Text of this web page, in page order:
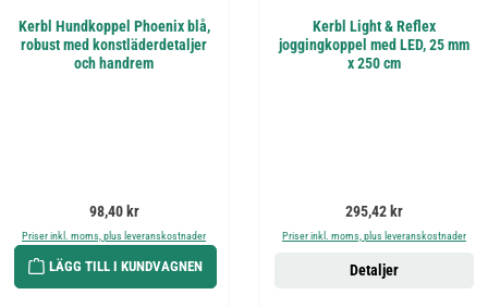
Kerbl Hundkoppel Phoenix blå,
robust med konstläderdetaljer
och handrem
Ordinarie pris:
98,40 kr
Priser inkl. moms, plus leveranskostnader
LÄGG TILL I KUNDVAGNEN
Kerbl Light & Reflex
joggingkoppel med LED, 25 mm
x 250 cm
Ordinarie pris:
295,42 kr
Priser inkl. moms, plus leveranskostnader
Detaljer